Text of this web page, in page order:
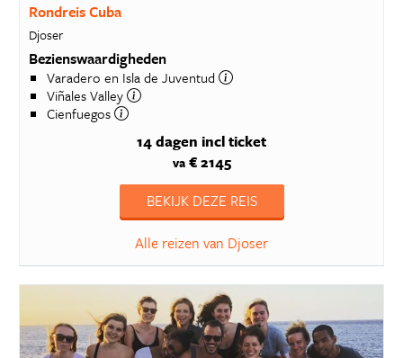
Rondreis Cuba
Djoser
Bezienswaardigheden
Varadero en Isla de Juventud
Viñales Valley
Cienfuegos
14 dagen incl ticket
va€ 2145
BEKIJK DEZE REIS
Alle reizen van Djoser